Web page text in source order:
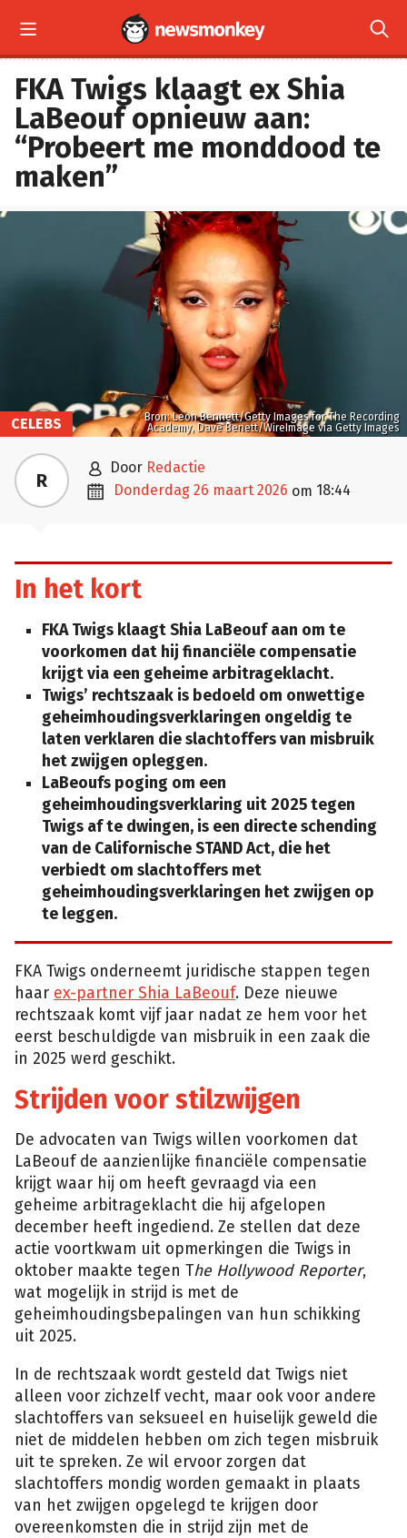
 
FKA Twigs klaagt ex Shia
LaBeouf opnieuw aan:
“Probeert me monddood te
maken”
Bron: Leon Bennett/Getty Images for The Recording
Academy, Dave Benett/WireImage via Getty Images
CELEBS
R  door Redactie
 donderdag 26 maart 2026 om 18:44
In het kort
FKA Twigs klaagt Shia LaBeouf aan om te
voorkomen dat hij financiële compensatie
krijgt via een geheime arbitrageklacht.
Twigs’ rechtszaak is bedoeld om onwettige
geheimhoudingsverklaringen ongeldig te
laten verklaren die slachtoffers van misbruik
het zwijgen opleggen.
LaBeoufs poging om een
geheimhoudingsverklaring uit 2025 tegen
Twigs af te dwingen, is een directe schending
van de Californische STAND Act, die het
verbiedt om slachtoffers met
geheimhoudingsverklaringen het zwijgen op
te leggen.
FKA Twigs onderneemt juridische stappen tegen
haar ex-partner Shia LaBeouf. Deze nieuwe
rechtszaak komt vijf jaar nadat ze hem voor het
eerst beschuldigde van misbruik in een zaak die
in 2025 werd geschikt.
Strijden voor stilzwijgen
De advocaten van Twigs willen voorkomen dat
LaBeouf de aanzienlijke financiële compensatie
krijgt waar hij om heeft gevraagd via een
geheime arbitrageklacht die hij afgelopen
december heeft ingediend. Ze stellen dat deze
actie voortkwam uit opmerkingen die Twigs in
oktober maakte tegen The Hollywood Reporter,
wat mogelijk in strijd is met de
geheimhoudingsbepalingen van hun schikking
uit 2025.
In de rechtszaak wordt gesteld dat Twigs niet
alleen voor zichzelf vecht, maar ook voor andere
slachtoffers van seksueel en huiselijk geweld die
niet de middelen hebben om zich tegen misbruik
uit te spreken. Ze wil ervoor zorgen dat
slachtoffers mondig worden gemaakt in plaats
van het zwijgen opgelegd te krijgen door
overeenkomsten die in strijd zijn met de